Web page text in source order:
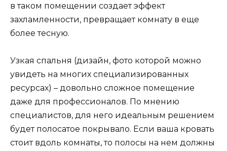
в таком помещении создает эффект
захламленности, превращает комнату в еще
более тесную.
Узкая спальня (дизайн, фото которой можно
увидеть на многих специализированных
ресурсах) – довольно сложное помещение
даже для профессионалов. По мнению
специалистов, для него идеальным решением
будет полосатое покрывало. Если ваша кровать
стоит вдоль комнаты, то полосы на нем должны